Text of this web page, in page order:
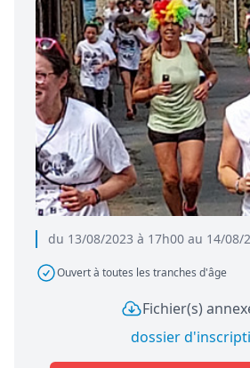
du 13/08/2023 à 17h00 au 14/08/
Ouvert à toutes les tranches d'âge
Fichier(s)
dossier